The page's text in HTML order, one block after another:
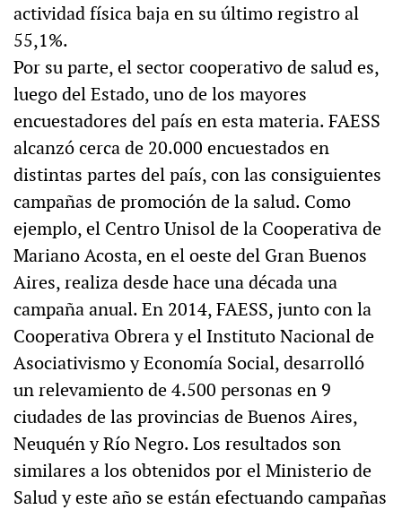
actividad física baja en su último registro al
55,1%.
Por su parte, el sector cooperativo de salud es,
luego del Estado, uno de los mayores
encuestadores del país en esta materia. FAESS
alcanzó cerca de 20.000 encuestados en
distintas partes del país, con las consiguientes
campañas de promoción de la salud. Como
ejemplo, el Centro Unisol de la Cooperativa de
Mariano Acosta, en el oeste del Gran Buenos
Aires, realiza desde hace una década una
campaña anual. En 2014, FAESS, junto con la
Cooperativa Obrera y el Instituto Nacional de
Asociativismo y Economía Social, desarrolló
un relevamiento de 4.500 personas en 9
ciudades de las provincias de Buenos Aires,
Neuquén y Río Negro. Los resultados son
similares a los obtenidos por el Ministerio de
Salud y este año se están efectuando campañas